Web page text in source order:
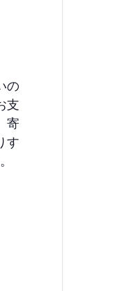
の
支
寄
す